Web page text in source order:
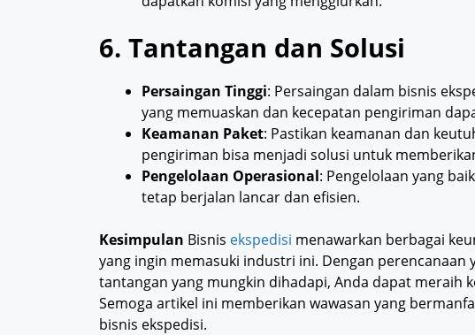
6. Tantangan dan Solusi
Persaingan Tinggi: Persaingan dalam bisnis
yang memuaskan dan kecepatan pengiriman
Keamanan Paket: Pastikan keamanan dan
pengiriman bisa menjadi solusi untuk
Pengelolaan Operasional: Pengelolaan yang
tetap berjalan lancar dan efisien.
Kesimpulan Bisnis ekspedisi menawarkan berbagai
yang ingin memasuki industri ini. Dengan perencanaan
tantangan yang mungkin dihadapi, Anda dapat meraih
Semoga artikel ini memberikan wawasan yang
bisnis ekspedisi.